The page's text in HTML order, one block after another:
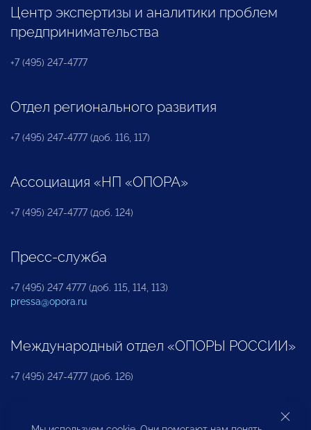
Центр экспертизы и аналитики проблем
предпринимательства
+7 (495) 247-4777
Отдел регионального развития
+7 (495) 247-4777 (доб. 116, 117)
Ассоциация «НП «ОПОРА»
+7 (495) 247-4777 (доб. 124)
Пресс-служба
+7 (495) 247 4777 (доб. 115, 114, 113)
pressa@opora.ru
Международный отдел «ОПОРЫ РОССИИ»
+7 (495) 247-4777 (доб. 126)
Бюро по защите прав предпринимателей и